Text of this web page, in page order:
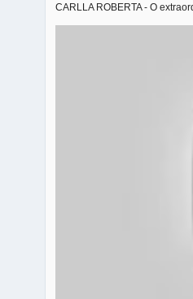
CARLLA ROBERTA - O